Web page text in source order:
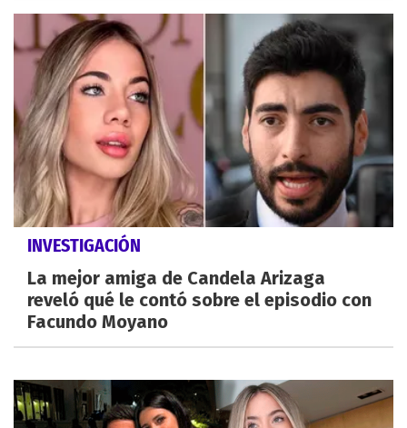
INVESTIGACIÓN
La mejor amiga de Candela Arizaga
reveló qué le contó sobre el episodio con
Facundo Moyano